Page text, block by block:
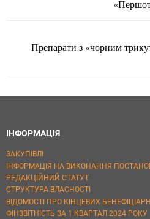
Препарати з «чорним
ІНФОРМАЦІЯ
ЗАКУПІВЛІ
ІНФОРМАЦІЯ НА ВИКОНАННЯ
РЕДАКЦІЙНИЙ СТАТУТ
СТРУКТУРА ВЛАСНОСТІ
ВІДОМОСТІ ПРО КІНЦЕВИХ
ФІНЗВІТНІСТЬ ЗА 1 КВАРТАЛ 2024 РОКУ